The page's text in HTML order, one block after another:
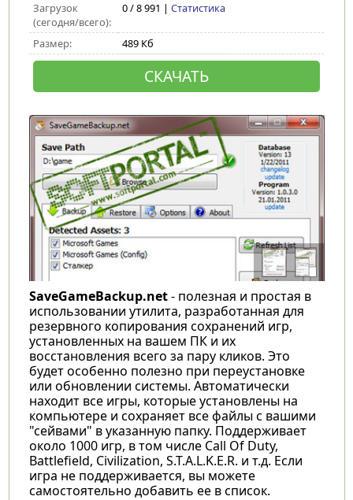
Загрузок
(сегодня/всего):
0 / 8 991 | Статистика
Размер: 489 Кб
СКАЧАТЬ
SaveGameBackup.net- полезная и простая в
использовании утилита, разработанная для
резервного копирования сохранений игр,
установленных на вашем ПК и их
восстановления всего за пару кликов. Это
будет особенно полезно при переустановке
или обновлении системы. Автоматически
находит все игры, которые установлены на
компьютере и сохраняет все файлы с вашими
"сейвами" в указанную папку. Поддерживает
около 1000 игр, в том числе Call Of Duty,
Battlefield, Civilization, S.T.A.L.K.E.R. и т.д. Если
игра не поддерживается, вы можете
самостоятельно добавить ее в список.